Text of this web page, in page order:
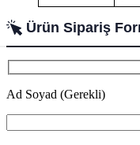
Ürün Sipariş
Ad Soyad (Gerekli)